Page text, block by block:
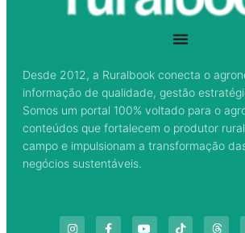
Desde 2012, a Ruralbook conecta o
informação de qualidade, gestão
Somos um portal 100% voltado para o
conteúdos que fortalecem o produtor
campo e impulsionam a transformação
negócios sustentáveis.